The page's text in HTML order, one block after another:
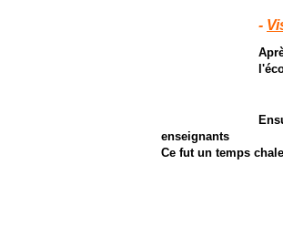
-
Ce fut un temps